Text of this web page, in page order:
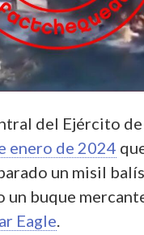
del Ejército
enero de 2024
un misil
un buque
Eagle